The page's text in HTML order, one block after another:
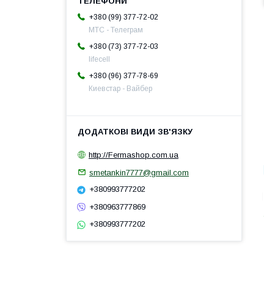
+380 (99) 377-72-02
МТС - Телеграм
+380 (73) 377-72-03
lifecell
+380 (96) 377-78-69
Киевстар - Вайбер
http://Fermashop.com.ua
smetankin7777@gmail.com
+380993777202
+380963777869
+380993777202